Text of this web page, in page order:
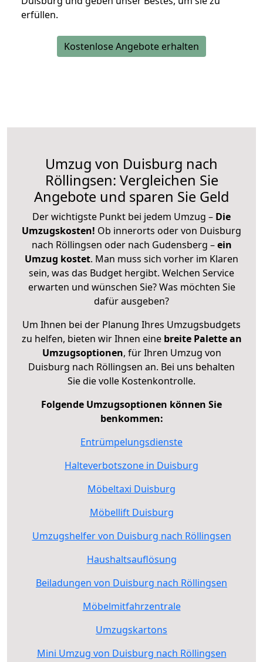
erfüllen.
Kostenlose Angebote erhalten
Umzug von Duisburg nach
Röllingsen: Vergleichen Sie
Angebote und sparen Sie Geld
Der wichtigste Punkt bei jedem Umzug – Die
Umzugskosten! Ob innerorts oder von Duisburg
nach Röllingsen oder nach Gudensberg –ein
Umzug kostet. Man muss sich vorher im Klaren
sein, was das Budget hergibt. Welchen Service
erwarten und wünschen Sie? Was möchten Sie
dafür ausgeben?
Um Ihnen bei der Planung Ihres Umzugsbudgets
zu helfen, bieten wir Ihnen eine breite Palette an
Umzugsoptionen, für Ihren Umzug von
Duisburg nach Röllingsen an. Bei uns behalten
Sie die volle Kostenkontrolle.
Folgende Umzugsoptionen können Sie
benkommen:
Entrümpelungsdienste
Halteverbotszone in Duisburg
Möbeltaxi Duisburg
Möbellift Duisburg
Umzugshelfer von Duisburg nach Röllingsen
Haushaltsauflösung
Beiladungen von Duisburg nach Röllingsen
Möbelmitfahrzentrale
Umzugskartons
Mini Umzug von Duisburg nach Röllingsen